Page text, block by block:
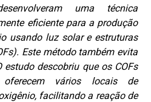
uma técnica
eficiente para a produção
usando luz solar e estruturas
Este método também evita
estudo descobriu que os COFs
vários locais de
facilitando a reação de